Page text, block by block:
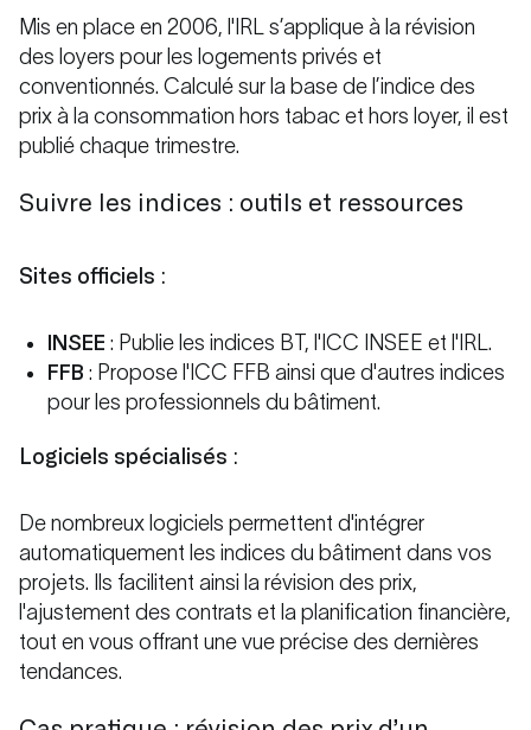
Mis en place en 2006, l'IRL s’applique à la révision
des loyers pour les logements privés et
conventionnés. Calculé sur la base de l’indice des
prix à la consommation hors tabac et hors loyer, il est
publié chaque trimestre.
Suivre les indices : outils et ressources
Sites officiels :
INSEE : Publie les indices BT, l'ICC INSEE et l'IRL.
FFB : Propose l'ICC FFB ainsi que d'autres indices
pour les professionnels du bâtiment.
Logiciels spécialisés :
De nombreux logiciels permettent d'intégrer
automatiquement les indices du bâtiment dans vos
projets. Ils facilitent ainsi la révision des prix,
l'ajustement des contrats et la planification financière,
tout en vous offrant une vue précise des dernières
tendances.